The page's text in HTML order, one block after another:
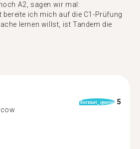
A2, sagen wir mal:
bereite ich mich auf die C1-Prüfung
lernen willst, ist Tandem die
format_quote 5